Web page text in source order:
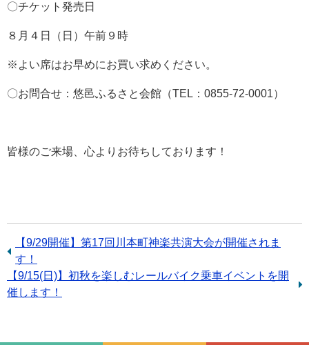
〇チケット発売日
８月４日（日）午前９時
※よい席はお早めにお買い求めください。
〇お問合せ：悠邑ふるさと会館（TEL：0855-72-0001）
皆様のご来場、心よりお待ちしております！
前
の
記
事：
【9/29開催】第17回川本町神楽共演大会が開催されま
す！
次
の
【9/15(日)】初秋を楽しむレールバイク乗車イベントを開
催します！